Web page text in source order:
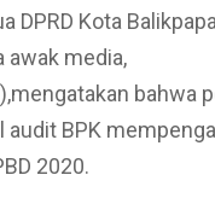
DPRD Kota
awak media,
bahwa
audit BPK
2020.